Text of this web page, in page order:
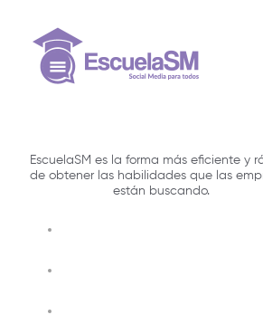
EscuelaSM es la forma más eficiente y
de obtener las habilidades que las
están buscando.